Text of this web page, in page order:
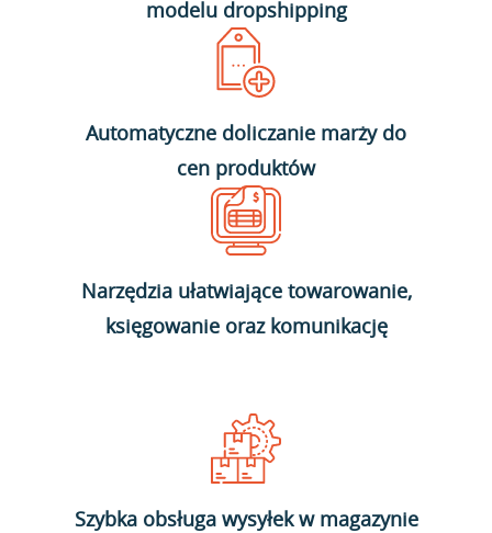
modelu dropshipping
Automatyczne doliczanie marży do
cen produktów
Narzędzia ułatwiające towarowanie,
księgowanie oraz komunikację
Szybka obsługa wysyłek w magazynie